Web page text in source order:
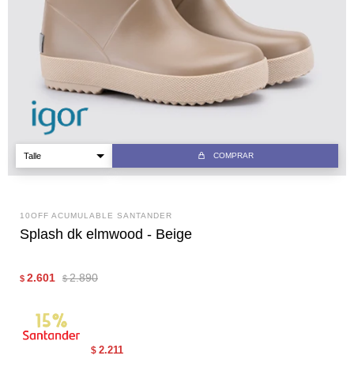
COMPRAR
10OFF ACUMULABLE SANTANDER
Splash dk elmwood - Beige
$ 2.601 $ 2.890
$ 2.211